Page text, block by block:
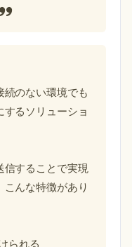
続のない環境でも
するソリューショ
信することで実現
んな特徴があり
られる